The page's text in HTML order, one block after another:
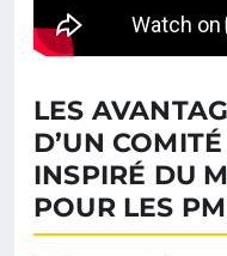
LES
D’UN
INSPIRÉ DU
POUR LES